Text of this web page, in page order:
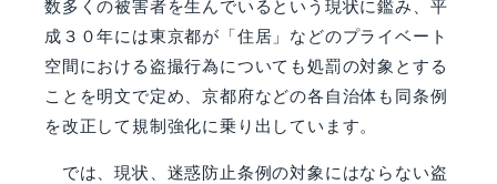
数多くの被害者を生んでいるという現状に鑑み、平
成３０年には東京都が「住居」などのプライベート
空間における盗撮行為についても処罰の対象とする
ことを明文で定め、京都府などの各自治体も同条例
を改正して規制強化に乗り出しています。
では、現状、迷惑防止条例の対象にはならない盗